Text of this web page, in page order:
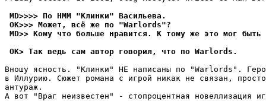
MD>>>> По HMM "Клинки" Васильева.
OK>>> Может, всё же по "Warlords"?
MD>> Комy что больше нpавится. К томy же это мог
OK> Так ведь сам автор говорил, что по Warlords.
Вношу ясность. "Клинки" НЕ написаны по "Warlords".
в Иллурию. Сюжет романа с игрой никак не связан,
антураж.
А вот "Враг неизвестен" - стопроцентная новеллизация